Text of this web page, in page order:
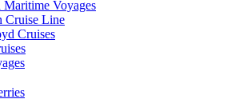
Maritime Voyages
Cruise Line
Cruises